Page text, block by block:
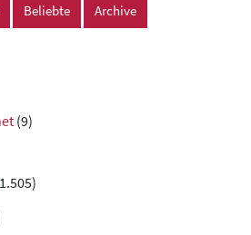
Beliebte Archive
(9)